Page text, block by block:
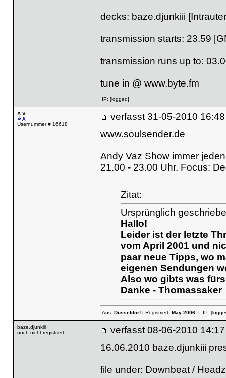
decks: baze.djunkiii
transmission starts: 23.59
transmission runs up to:
tune in @ www.byte.fm
IP: [logged]
A.V
Usernummer # 16618
verfasst 31-05-2010
www.soulsender.de
Andy Vaz Show immer
21.00 - 23.00 Uhr. Focus:
Zitat:
Ursprünglich
Hallo!
Leider ist der letzte
vom April 2001 und
paar neue Tipps, wo
eigenen Sendungen
Also wo gibts was
Danke - Thomassaker
Aus: Düsseldorf| Registriert: May 2006| IP:
baze.djunkiii
noch nicht registriert
verfasst 08-06-2010
16.06.2010 baze.djunkiii
file under: Downbeat /